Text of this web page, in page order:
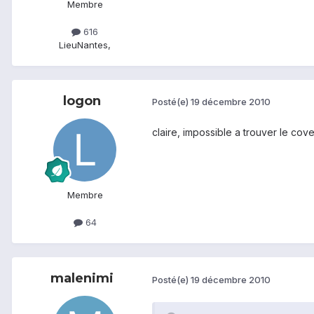
Membre
616
LieuNantes,
logon
Membre
64
Posté(e) 19 décembre 2010
claire, impossible a trouver le
malenimi Posté(e) 19 décembre 2010